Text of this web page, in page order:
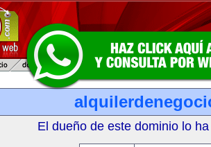
El dueño de este dominio lo